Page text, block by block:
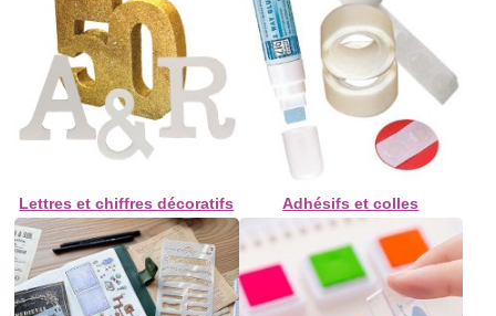
Lettres et chiffres décoratifs Adhésifs et colles